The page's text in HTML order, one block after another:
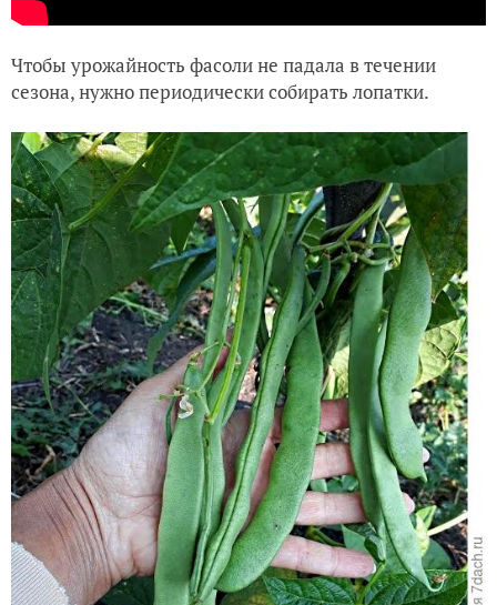
Чтобы урожайность фасоли не падала в течении
сезона, нужно периодически собирать лопатки.